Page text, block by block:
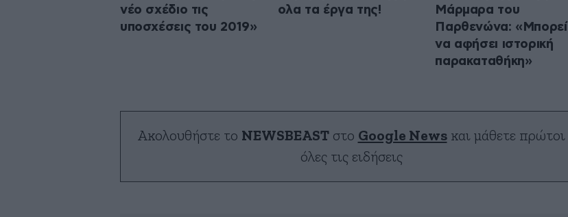
νέο σχέδιο τις
υποσχέσεις του 2019»
ολα τα έργα της!
Μάρμαρα του
Παρθενώνα: «Μπορεί
να αφήσει ιστορική
παρακαταθήκη»
Ακολουθήστε το NEWSBEASTστο Google Newsκαι μάθετε πρώτοι
όλες τις ειδήσεις